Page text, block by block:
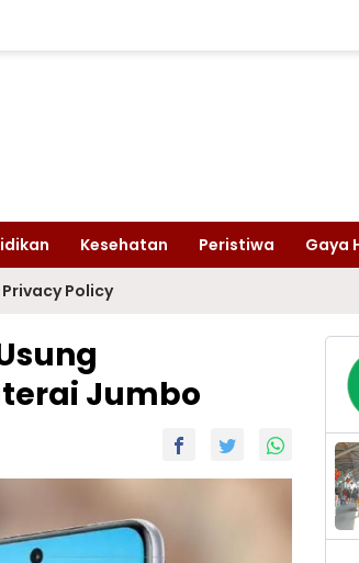
Kesehatan Peristiwa Gaya
Privacy Policy
Jumbo